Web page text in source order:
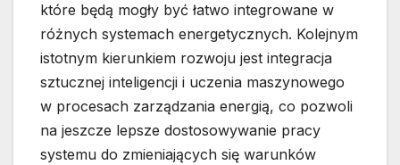
które będą mogły być łatwo integrowane w
różnych systemach energetycznych. Kolejnym
istotnym kierunkiem rozwoju jest integracja
sztucznej inteligencji i uczenia maszynowego
w procesach zarządzania energią, co pozwoli
na jeszcze lepsze dostosowywanie pracy
systemu do zmieniających się warunków